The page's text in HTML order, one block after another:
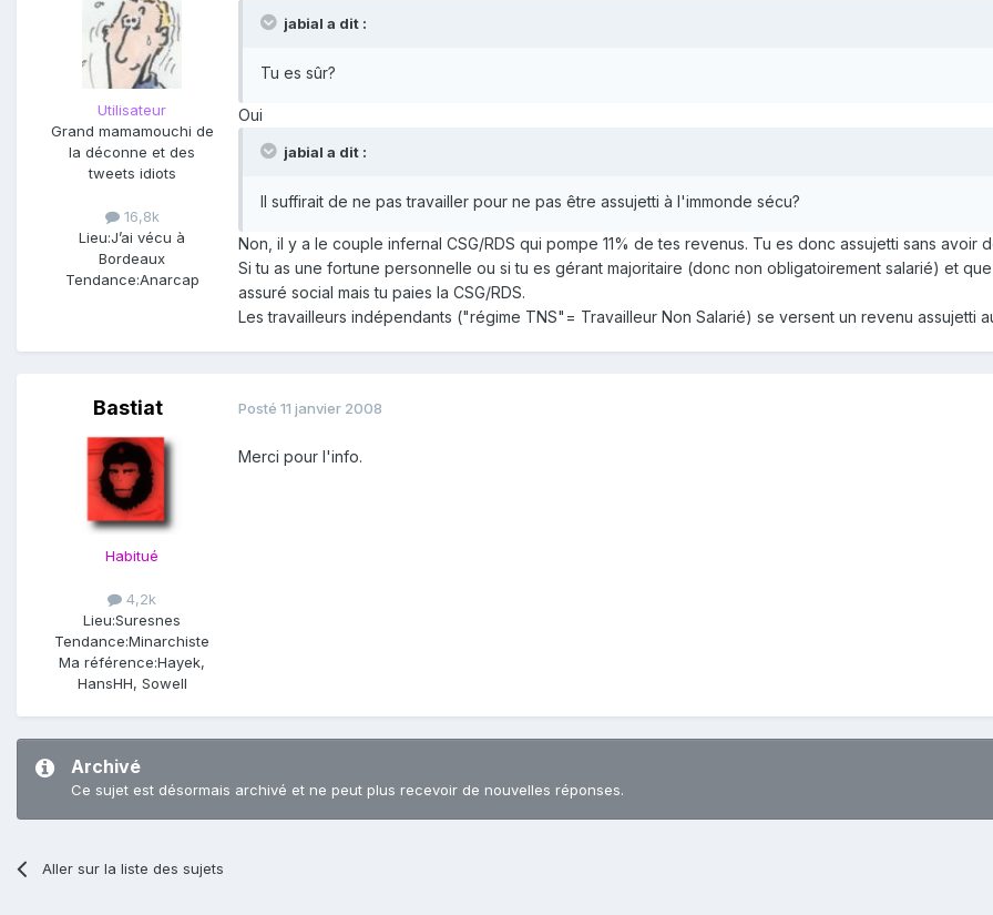
Utilisateur
Grand mamamouchi de
la déconne et des
tweets idiots
16,8k
Lieu:J’ai vécu à
Bordeaux
Tendance:Anarcap
jabial a dit :
Tu es sûr?
Oui
jabial a dit :
Il suffirait de ne pas travailler pour ne pas être assujetti à l'immonde sécu?
Non, il y a le couple infernal CSG/RDS qui pompe 11% de tes revenus. Tu es donc assujetti sans avoir
Si tu as une fortune personnelle ou si tu es gérant majoritaire (donc non obligatoirement salarié) et
assuré social mais tu paies la CSG/RDS.
Les travailleurs indépendants ("régime TNS"= Travailleur Non Salarié) se versent un revenu assujetti
Bastiat
Habitué
4,2k
Lieu:Suresnes
Tendance:Minarchiste
Ma référence:Hayek,
HansHH, Sowell
Posté 11 janvier 2008
Merci pour l'info.
Archivé
Ce sujet est désormais archivé et ne peut plus recevoir de nouvelles réponses.
Aller sur la liste des sujets